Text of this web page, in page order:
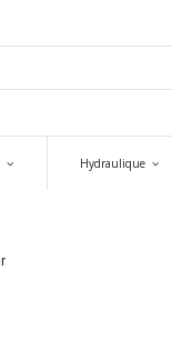
Hydraulique